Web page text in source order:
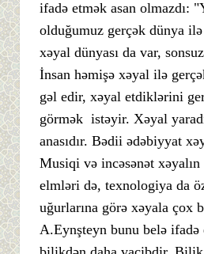
ifadə etmək asan olmazdı:
olduğumuz gerçək dünya ilə
xəyal dünyası da var,
İnsan həmişə xəyal ilə
gəl edir, xəyal etdiklərini
görmək istəyir. Xəyal
anasıdır. Bədii ədəbiyyat
Musiqi və incəsənət xəyalın
elmləri də, texnologiya da
uğurlarına görə xəyala çox
A.Eynşteyn bunu belə